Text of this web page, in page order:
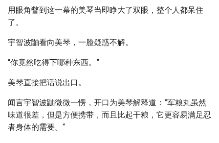
用眼角瞥到这一幕的美琴当即睁大了双眼，整个人都呆住
了。
宇智波鼬看向美琴，一脸疑惑不解。
“你竟然吃得下哪种东西。”
美琴直接把话说出口。
闻言宇智波鼬微微一愣，开口为美琴解释道：”军粮丸虽然
味道很差，但是方便携带，而且比起干粮，它更容易满足忍
者身体的需要。“